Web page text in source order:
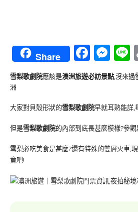
Share
雪梨歌劇院應該是澳洲旅遊必訪景點,沒來過
洲
大家對貝殼形狀的雪梨歌劇院早就耳熟能詳,
但是雪梨歌劇院的內部到底長甚麼模樣?參
雪梨必吃美食是甚麼?還有特殊的雙層火車,
竟吧!